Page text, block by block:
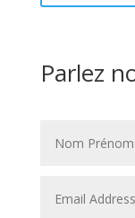
Parlez